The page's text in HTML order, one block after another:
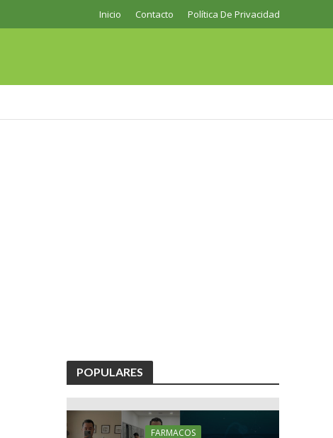
Inicio Contacto Política De Privacidad
POPULARES
FARMACOS